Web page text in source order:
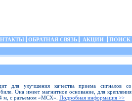
ОБРАТНАЯ СВЯЗЬ АКЦИИ ПОИСК
для улучшения качества приема сигналов со
Она имеет магнитное основание, для крепления
м, с разъемом «MCX». Подробная информация >>